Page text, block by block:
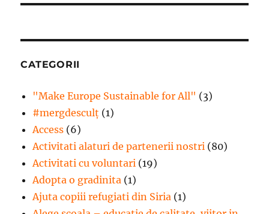
CATEGORII
"Make Europe Sustainable for All" (3)
#mergdesculţ (1)
Access (6)
Activitati alaturi de partenerii nostri (80)
Activitati cu voluntari (19)
Adopta o gradinita (1)
Ajuta copiii refugiati din Siria (1)